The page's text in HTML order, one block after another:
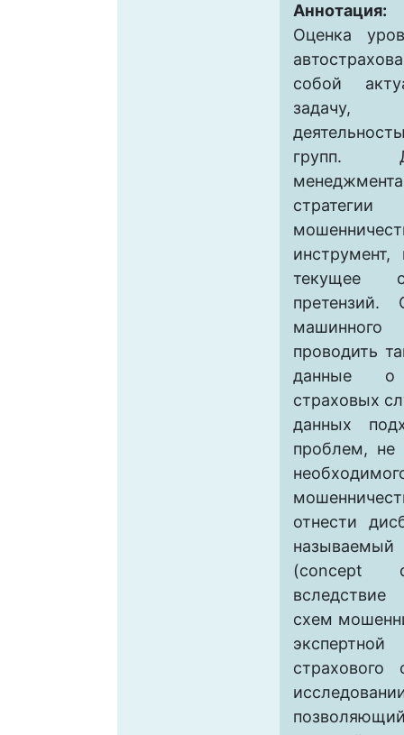
Аннотация:
Оценка
собой
задачу,
групп.
текущее
претензий.
машинного
проводить
данные о
страховых
данных
проблем, не
отнести
(concept
вследствие
схем